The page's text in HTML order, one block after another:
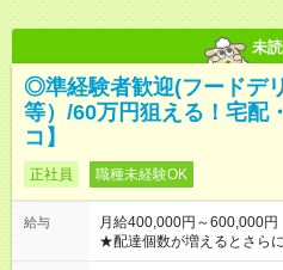
未読
◎準経験者歓迎(フードデ
等）/60万円狙える！宅配
コ】
正社員 職種未経験OK
給与
月給400,000円～600,000円
★配達個数が増えるとさら
ど！ ・主要都市エリア 月収55万円／週5日稼働 月収65万~112